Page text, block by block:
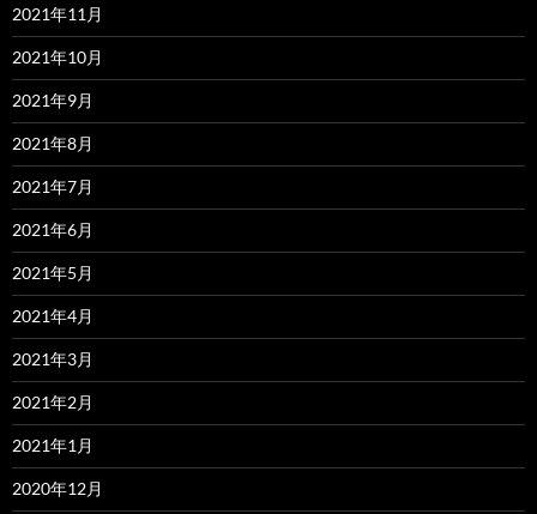
2021年11月
2021年10月
2021年9月
2021年8月
2021年7月
2021年6月
2021年5月
2021年4月
2021年3月
2021年2月
2021年1月
2020年12月